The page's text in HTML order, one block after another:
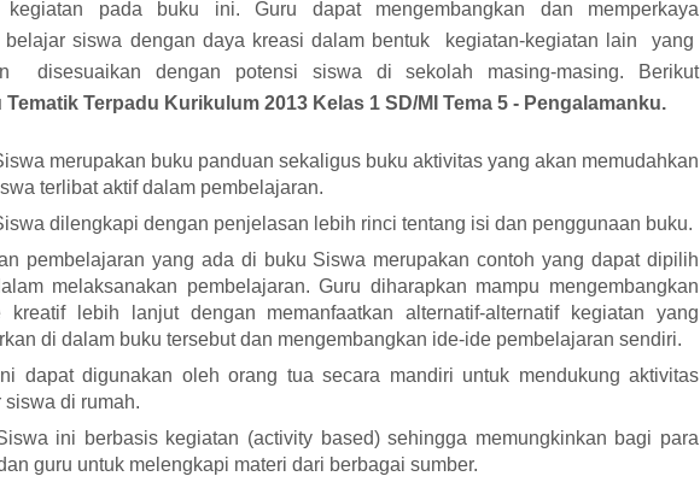
kegiatan pada buku ini. Guru dapat mengembangkan dan memperkaya
siswa dengan daya kreasi dalam bentuk kegiatan-kegiatan lain yang
disesuaikan dengan potensi siswa di sekolah masing-masing. Berikut
Tematik Terpadu Kurikulum 2013 Kelas 1 SD/MI Tema 5 - Pengalamanku.
merupakan buku panduan sekaligus buku aktivitas yang akan memudahkan
terlibat aktif dalam pembelajaran.
dilengkapi dengan penjelasan lebih rinci tentang isi dan penggunaan buku.
pembelajaran yang ada di buku Siswa merupakan contoh yang dapat dipilih
melaksanakan pembelajaran. Guru diharapkan mampu mengembangkan
kreatif lebih lanjut dengan memanfaatkan alternatif-alternatif kegiatan yang
di dalam buku tersebut dan mengembangkan ide-ide pembelajaran sendiri.
dapat digunakan oleh orang tua secara mandiri untuk mendukung aktivitas
siswa di rumah.
ini berbasis kegiatan (activity based) sehingga memungkinkan bagi para
guru untuk melengkapi materi dari berbagai sumber.